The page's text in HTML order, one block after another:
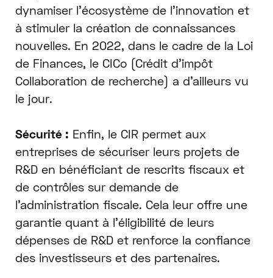
dynamiser l'écosystème de l'innovation et
à stimuler la création de connaissances
nouvelles. En 2022, dans le cadre de la Loi
de Finances, le CICo (Crédit d'impôt
Collaboration de recherche) a d'ailleurs vu
le jour.
Sécurité : Enfin, le CIR permet aux
entreprises de sécuriser leurs projets de
R&D en bénéficiant de rescrits fiscaux et
de contrôles sur demande de
l'administration fiscale. Cela leur offre une
garantie quant à l'éligibilité de leurs
dépenses de R&D et renforce la confiance
des investisseurs et des partenaires.